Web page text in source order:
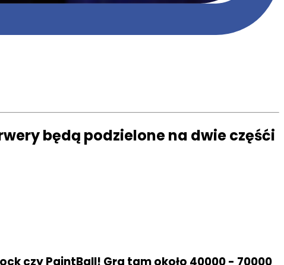
będą podzielone na dwie częśći
czy PaintBall! Gra tam około 40000 - 70000